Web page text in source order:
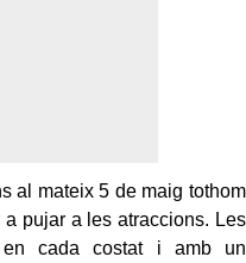
al mateix 5 de maig tothom
pujar a les atraccions. Les
en cada costat i amb un